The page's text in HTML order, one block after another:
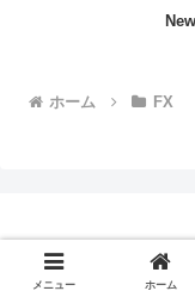
ホーム FX
©
メニュー ホーム